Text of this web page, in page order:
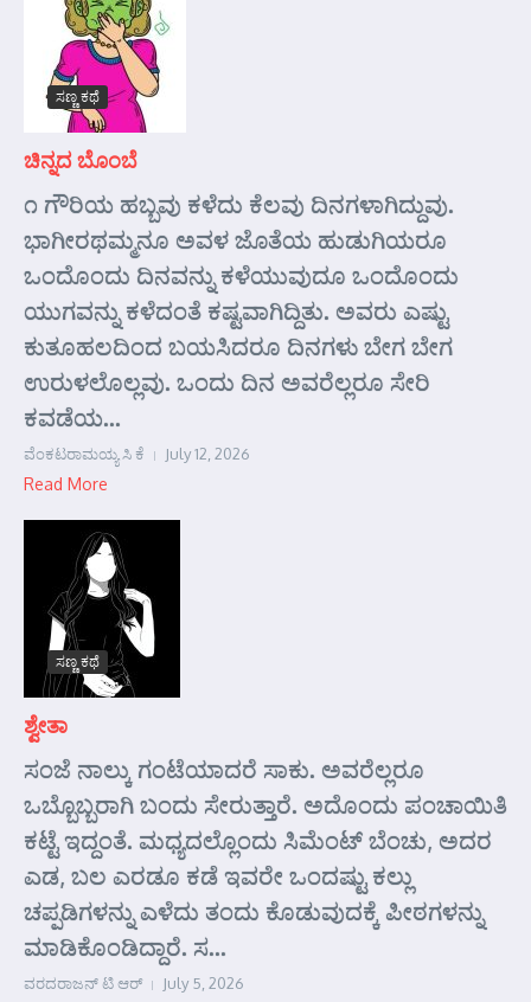
ಸಣ್ಣ ಕಥೆ
ಚಿನ್ನದ ಬೊಂಬೆ
೧ ಗೌರಿಯ ಹಬ್ಬವು ಕಳೆದು ಕೆಲವು ದಿನಗಳಾಗಿದ್ದುವು.
ಭಾಗೀರಥಮ್ಮನೂ ಅವಳ ಜೊತೆಯ ಹುಡುಗಿಯರೂ
ಒಂದೊಂದು ದಿನವನ್ನು ಕಳೆಯುವುದೂ ಒಂದೊಂದು
ಯುಗವನ್ನು ಕಳೆದಂತೆ ಕಷ್ಟವಾಗಿದ್ದಿತು. ಅವರು ಎಷ್ಟು
ಕುತೂಹಲದಿಂದ ಬಯಸಿದರೂ ದಿನಗಳು ಬೇಗ ಬೇಗ
ಉರುಳಲೊಲ್ಲವು. ಒಂದು ದಿನ ಅವರೆಲ್ಲರೂ ಸೇರಿ
ಕವಡೆಯ...
ವೆಂಕಟರಾಮಯ್ಯ ಸಿ ಕೆ July 12, 2026
Read More
ಸಣ್ಣ ಕಥೆ
ಶ್ವೇತಾ
ಸಂಜೆ ನಾಲ್ಕು ಗಂಟೆಯಾದರೆ ಸಾಕು. ಅವರೆಲ್ಲರೂ
ಒಬ್ಬೊಬ್ಬರಾಗಿ ಬಂದು ಸೇರುತ್ತಾರೆ. ಅದೊಂದು ಪಂಚಾಯಿತಿ
ಕಟ್ಟೆ ಇದ್ದಂತೆ. ಮಧ್ಯದಲ್ಲೊಂದು ಸಿಮೆಂಟ್ ಬೆಂಚು, ಅದರ
ಎಡ, ಬಲ ಎರಡೂ ಕಡೆ ಇವರೇ ಒಂದಷ್ಟು ಕಲ್ಲು
ಚಪ್ಪಡಿಗಳನ್ನು ಎಳೆದು ತಂದು ಕೊಡುವುದಕ್ಕೆ ಪೀಠಗಳನ್ನು
ಮಾಡಿಕೊಂಡಿದ್ದಾರೆ. ಸ...
ವರದರಾಜನ್ ಟಿ ಆರ್ July 5, 2026